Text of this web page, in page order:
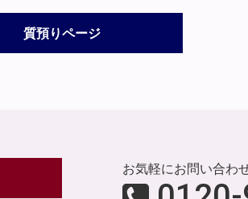
質預りページ
お気軽にお問い合わ